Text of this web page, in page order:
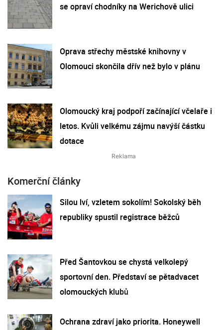
se opraví chodníky na Werichově ulici
Oprava střechy městské knihovny v
Olomouci skončila dřív než bylo v plánu
Olomoucký kraj podpoří začínající včelaře i
letos. Kvůli velkému zájmu navýší částku
dotace
Komerční články
Silou lví, vzletem sokolím! Sokolský běh
republiky spustil registrace běžců
Před Šantovkou se chystá velkolepý
sportovní den. Představí se pětadvacet
olomouckých klubů
Ochrana zdraví jako priorita. Honeywell